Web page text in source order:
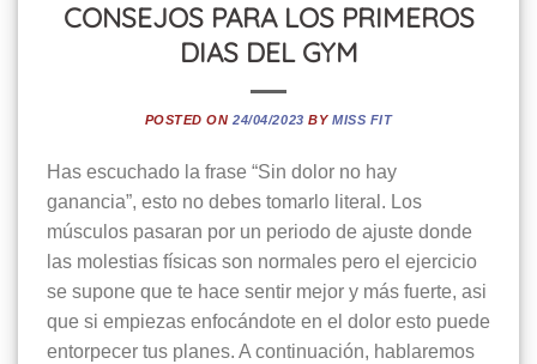
CONSEJOS PARA LOS PRIMEROS
DIAS DEL GYM
POSTED ON24/04/2023 BY MISS FIT
Has escuchado la frase “Sin dolor no hay
ganancia”, esto no debes tomarlo literal. Los
músculos pasaran por un periodo de ajuste donde
las molestias físicas son normales pero el ejercicio
se supone que te hace sentir mejor y más fuerte, asi
que si empiezas enfocándote en el dolor esto puede
entorpecer tus planes. A continuación, hablaremos